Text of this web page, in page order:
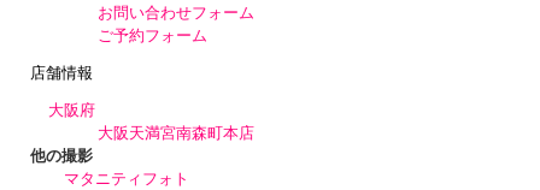
お問い合わせフォーム
ご予約フォーム
店舗情報
大阪府
大阪天満宮南森町本店
他の撮影
マタニティフォト